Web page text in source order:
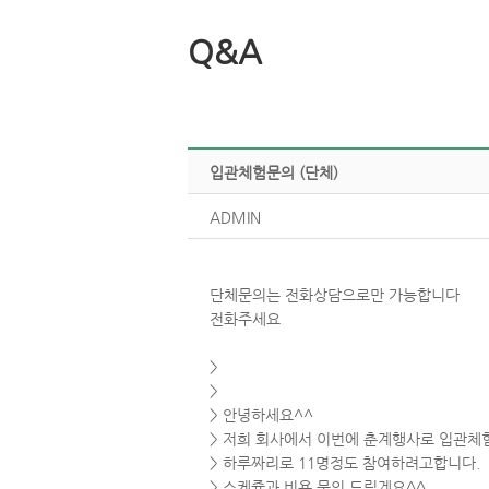
Q&A
입관체험문의(단체)
ADMIN
단체문의는전화상담으로만가능합니다
전화주세요
>
>
>안녕하세요^^
>저희회사에서이번에춘계행사로입관
>하루짜리로11명정도참여하려고합니다.